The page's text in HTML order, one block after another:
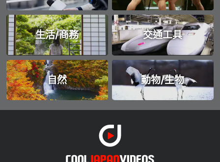
生活/商務 交通工具
自然 動物/生物